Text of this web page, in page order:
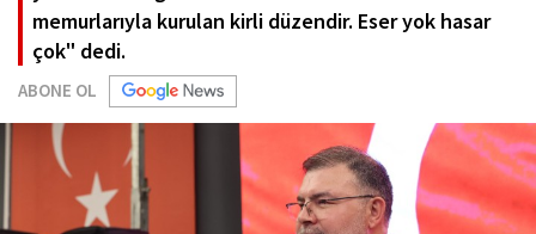
memurlarıyla kurulan kirli düzendir. Eser yok hasar
çok" dedi.
ABONE OL